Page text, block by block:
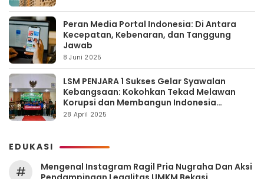
Peran Media Portal Indonesia: Di Antara
Kecepatan, Kebenaran, dan Tanggung
Jawab
8 Juni 2025
LSM PENJARA 1 Sukses Gelar Syawalan
Kebangsaan: Kokohkan Tekad Melawan
Korupsi dan Membangun Indonesia
Berintegritas
28 April 2025
EDUKASI
#
Mengenal Instagram Ragil Pria Nugraha Dan Aksi